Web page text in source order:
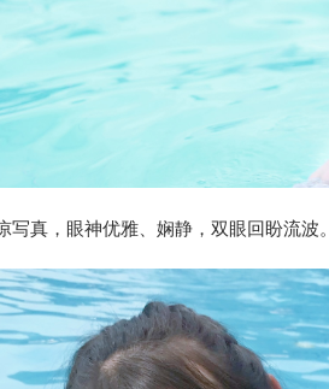
写真，眼神优雅、娴静，双眼回盼流波。